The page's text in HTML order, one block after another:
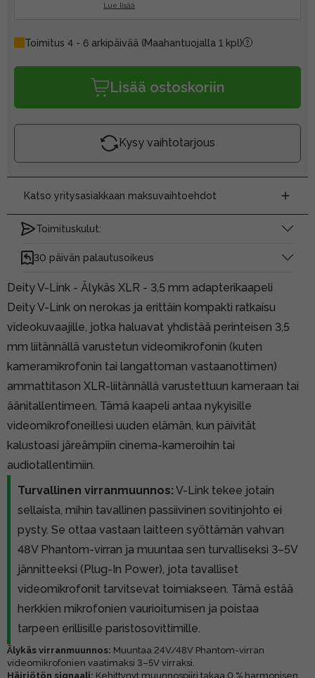
Lue lisää
Toimitus 4 - 6 arkipäivää (Maahantuojalla 1 kpl)
Lisää ostoskoriin
Kysy vaihtotarjous
Katso yritysasiakkaan maksuvaihtoehdot
Toimituskulut:
30 päivän palautusoikeus
Deity V-Link - Älykäs XLR - 3,5 mm adapterikaapeli
Deity V-Link on nerokas ja erittäin kompakti ratkaisu
videokuvaajille, jotka haluavat yhdistää perinteisen 3,5
mm liitännällä varustetun videomikrofonin (kuten
kameramikrofonin tai langattoman vastaanottimen)
ammattitason XLR-liitännällä varustettuun kameraan tai
äänitallentimeen. Tämä kaapeli antaa nykyisille
videomikrofoneillesi uuden elämän, kun päivität
kalustoasi järeämpiin cinema-kameroihin tai
audiotallentimiin.
Turvallinen virranmuunnos: V-Link tekee jotain
sellaista, mihin tavallinen passiivinen sovitinjohto ei
pysty. Se ottaa vastaan laitteen syöttämän vahvan
48V Phantom-virran ja muuntaa sen turvalliseksi 3–5V
jännitteeksi (Plug-In Power), jota tavalliset
videomikrofonit tarvitsevat toimiakseen. Tämä estää
herkkien mikrofonien vaurioitumisen ja poistaa
tarpeen erillisille paristosovittimille.
Älykäs virranmuunnos: Muuntaa 24V/48V Phantom-virran
videomikrofonien vaatimaksi 3–5V virraksi.
Häiriötön signaali: Kehittynyt muunnospiiri takaa 0 % harmonisen